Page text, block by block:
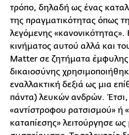
τρόπο, δηλαδή ως ένας
της πραγματικότητας όπως
λεγόμενης «κανονικότητας».
κινήματος αυτού αλλά και
Matter σε ζητήματα έμφυλης
δικαιοσύνης
εναλλακτική δεξιά ως μια
πάντα) λευκών ανδρών. Έτσι,
«αντίστροφου ρατσισμού» ή
καταπίεσης» λειτούργησε ως